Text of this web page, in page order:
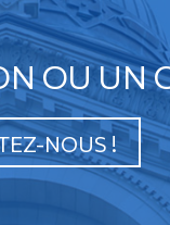
OU UN
NOUS !